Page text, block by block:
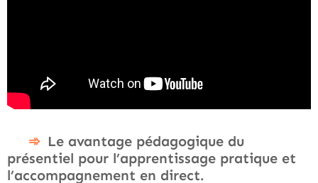
Le avantage pédagogique du
présentiel pour l’apprentissage pratique et
l’accompagnement en direct.